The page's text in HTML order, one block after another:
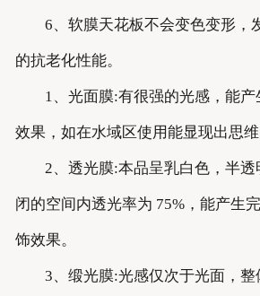
6、软膜天花板不会变色变形，
的抗老化性能。
1、光面膜:有很强的光感，能
效果，如在水域区使用能显现出思维
2、透光膜:本品呈乳白色，半
闭的空间内透光率为 75%，能产生
饰效果。
3、缎光膜:光感仅次于光面，